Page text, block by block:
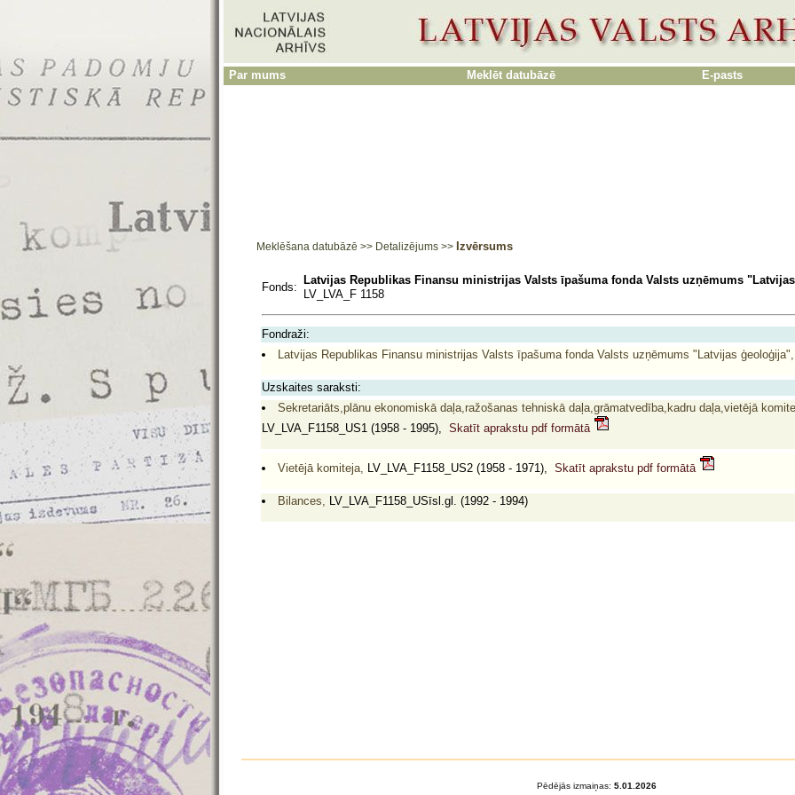
Par mums Meklēt datubāzē E-pasts
Meklēšana datubāzē >> Detalizējums >> Izvērsums
Fonds:
Latvijas Republikas Finansu ministrijas Valsts īpašuma fonda Valsts uzņēmums
LV_LVA_F 1158
Fondraži:
Latvijas Republikas Finansu ministrijas Valsts īpašuma fonda Valsts uzņēmums "Latvijas ģeoloģija",
Uzskaites saraksti:
Sekretariāts,plānu ekonomiskā daļa,ražošanas tehniskā daļa,grāmatvedība,kadru daļa,vietējā
LV_LVA_F1158_US1 (1958 - 1995), Skatīt aprakstu pdf formātā
Vietējā komiteja, LV_LVA_F1158_US2 (1958 - 1971), Skatīt aprakstu pdf formātā
Bilances, LV_LVA_F1158_USīsl.gl. (1992 - 1994)
Pēdējās izmaiņas: 5.01.2026